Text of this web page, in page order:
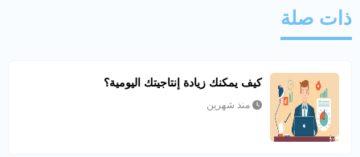
ذات صلة
كيف يمكنك زيادة إنتاجيتك اليومية؟
منذ شهرين